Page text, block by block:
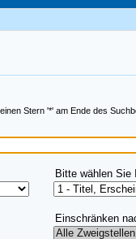
Stern '*' am Ende des
Bitte wählen Sie
Sortiermethode
Einschränken